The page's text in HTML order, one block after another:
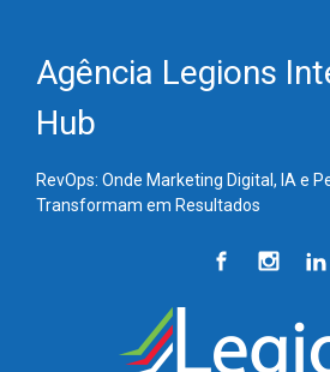
Agência Legions
Hub
RevOps: Onde Marketing Digital, IA e
Transformam em Resultados